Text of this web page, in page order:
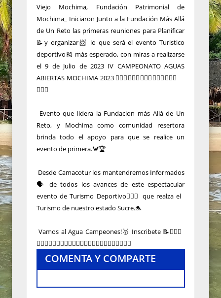
Viejo Mochima, Fundación Patrimonial de
Mochima_ Iniciaron Junto a la Fundación Más Allá
de Un Reto las primeras reuniones para Planificar
📝y organizar📨 lo que será el evento Turistico
deportivo🎽 más esperado, con miras a realizarse
el 9 de Julio de 2023 IV CAMPEONATO AGUAS
ABIERTAS MOCHIMA 2023 🏊🏻‍♂️🏊🏻‍♂️🏊🏻‍♂️🏊🏻‍♂️🏊🏻‍♂️
🏊🏻‍♂️
Evento que lidera la Fundacion más Allá de Un
Reto, y Mochima como comunidad resertora
brinda todo el apoyo para que se realice un
evento de primera.🦀🏆
Desde Camacotur los mantendremos Informados
🗣️ de todos los avances de este espectacular
evento de Turismo Deportivo🏊🏻‍♂️ que realza el
Turismo de nuestro estado Sucre.🐬
Vamos al Agua Campeones!🥇 Inscribete 📝🏊🏻‍♂️
🏊🏻‍♂️🏊🏻‍♂️🏊🏻‍♂️🏊🏻‍♂️🏊🏻‍♂️🏊🏻‍♂️🏊🏻‍♂️🏊🏻‍♂️
COMENTA Y COMPARTE